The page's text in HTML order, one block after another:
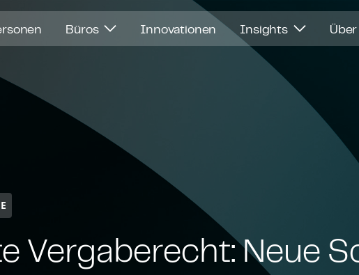
Büros Innovationen Insights
Vergaberecht: Neue